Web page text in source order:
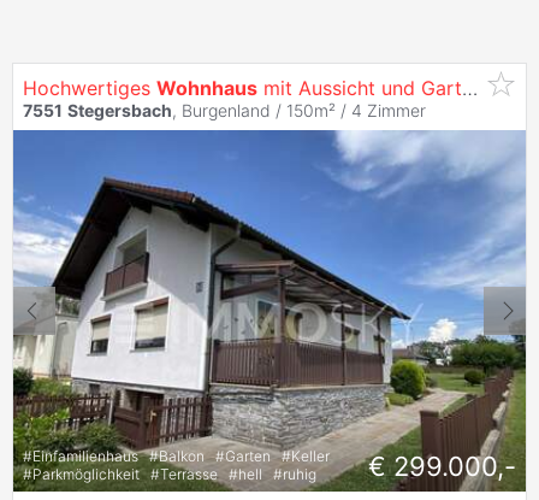
Hochwertiges Wohnhaus mit Aussicht und Garten! Ruhelage!
7551 Stegersbach, Burgenland / 150m² / 4 Zimmer
#Einfamilienhaus #Balkon #Garten #Keller
#Parkmöglichkeit #Terrasse #hell #ruhig € 299.000,-